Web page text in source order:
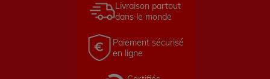
Livraison partout
dans le monde
Paiement sécurisé
en ligne